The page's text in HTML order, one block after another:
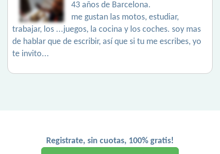
43 años de Barcelona.
me gustan las motos, estudiar,
trabajar, los ...juegos, la cocina y los coches. soy mas
de hablar que de escribir, así que si tu me escribes, yo
te invito...
Registrate, sin cuotas, 100% gratis!